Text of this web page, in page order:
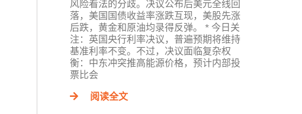
风险看法的分歧。决议公布后美元全线回
落，美国国债收益率涨跌互现，美股先涨
后跌，黄金和原油均录得反弹。 * 今日关
注：英国央行利率决议，普遍预期将维持
基准利率不变。不过，决议面临复杂权
衡：中东冲突推高能源价格，预计内部投
票比会
阅读全文